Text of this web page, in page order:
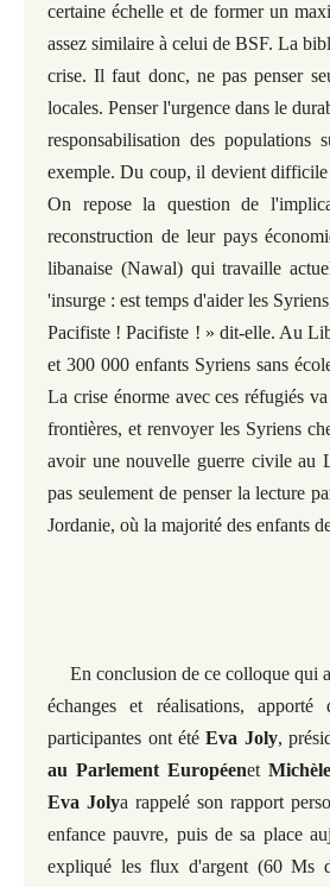
certaine échelle et de former un
assez similaire à celui de BSF. La
crise. Il faut donc, ne pas penser
locales. Penser l'urgence dans le
responsabilisation des
exemple. Du coup, il devient difficile
On repose la question de
reconstruction de leur pays
libanaise (Nawal) qui travaille
'insurge : est temps d'aider les
Pacifiste ! Pacifiste ! » dit-elle. Au
et 300 000 enfants Syriens sans
La crise énorme avec ces réfugiés
frontières, et renvoyer les Syriens
avoir une nouvelle guerre civile au
pas seulement de penser la lecture
Jordanie, où la majorité des enfants
En conclusion de ce colloque qui
échanges et réalisations,
participantes ont été Eva Joly,
au Parlement Européenet
Eva Jolya rappelé son rapport
enfance pauvre, puis de sa place
expliqué les flux d'argent (60 Ms